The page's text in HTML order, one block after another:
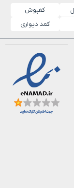
کفپوش
کمد دیواری